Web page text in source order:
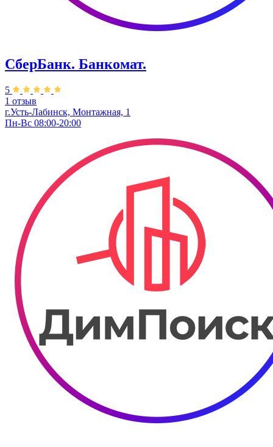
СберБанк. Банкомат.
5
1 отзыв
г.Усть-Лабинск, ​Монтажная, 1
Пн-Вс 08:00-20:00